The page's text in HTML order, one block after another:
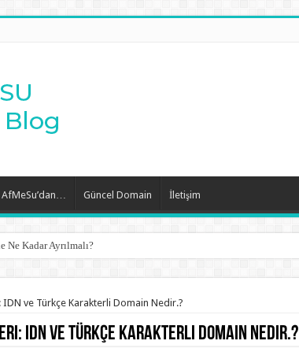
AfMeSu’dan… Güncel Domain İletişim
Ne Kadar Ayrılmalı?
IDN ve Türkçe Karakterli Domain Nedir.?
IDN ve Türkçe Karakterli Domain Nedir.?